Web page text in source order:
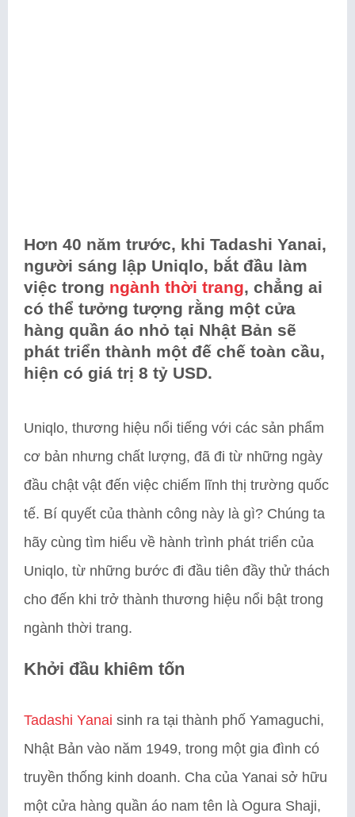
Hơn 40 năm trước, khi Tadashi Yanai,
người sáng lập Uniqlo, bắt đầu làm
việc trong ngành thời trang, chẳng ai
có thể tưởng tượng rằng một cửa
hàng quần áo nhỏ tại Nhật Bản sẽ
phát triển thành một đế chế toàn cầu,
hiện có giá trị 8 tỷ USD.
Uniqlo, thương hiệu nổi tiếng với các sản phẩm
cơ bản nhưng chất lượng, đã đi từ những ngày
đầu chật vật đến việc chiếm lĩnh thị trường quốc
tế. Bí quyết của thành công này là gì? Chúng ta
hãy cùng tìm hiểu về hành trình phát triển của
Uniqlo, từ những bước đi đầu tiên đầy thử thách
cho đến khi trở thành thương hiệu nổi bật trong
ngành thời trang.
Khởi đầu khiêm tốn
Tadashi Yanai sinh ra tại thành phố Yamaguchi,
Nhật Bản vào năm 1949, trong một gia đình có
truyền thống kinh doanh. Cha của Yanai sở hữu
một cửa hàng quần áo nam tên là Ogura Shaji,